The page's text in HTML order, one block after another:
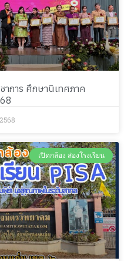
าการ ศึกษานิเทศภาค
เปิดกล้อง ส่องโรงเรียน